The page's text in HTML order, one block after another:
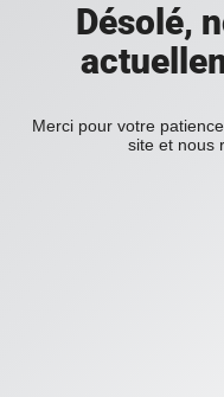
Désolé,
Merci pour votre
site et nous